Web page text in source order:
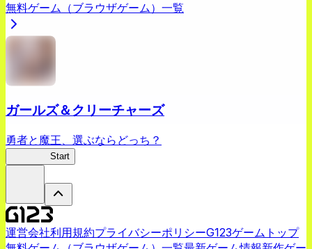
無料ゲーム（ブラウザゲーム）一覧
ガールズ＆クリーチャーズ
勇者と魔王、選ぶならどっち？
Start
運営会社利用規約プライバシーポリシーG123ゲームトップ